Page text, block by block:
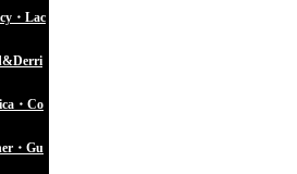
・Lac
・Co
・Gu